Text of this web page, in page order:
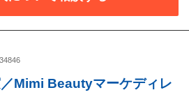
34846
Mimi Beautyマーケディレ